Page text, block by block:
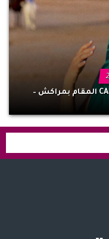
ريم فكري تتألق في احياء حفل جوائز الـ CAF المقام بمراكش –